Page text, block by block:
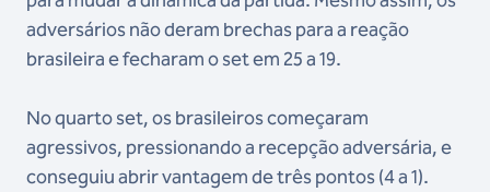
adversários não deram brechas para a reação
brasileira e fecharam o set em 25 a 19.
No quarto set, os brasileiros começaram
agressivos, pressionando a recepção adversária, e
conseguiu abrir vantagem de três pontos (4 a 1).